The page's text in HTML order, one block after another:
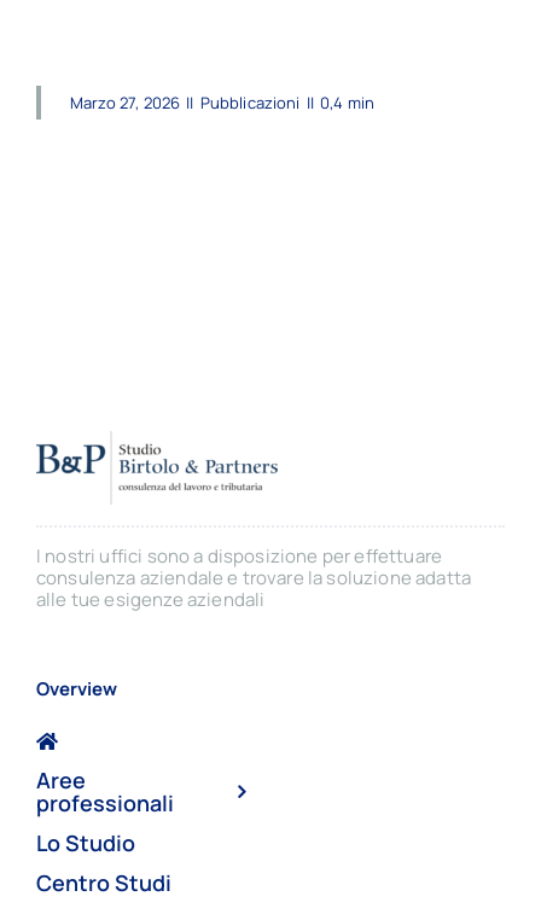
Marzo 27, 2026 || Pubblicazioni || 0,4 min
I nostri uffici sono a disposizione per effettuare
consulenza aziendale e trovare la soluzione adatta
alle tue esigenze aziendali
Overview
Aree
professionali
Lo Studio
Centro Studi